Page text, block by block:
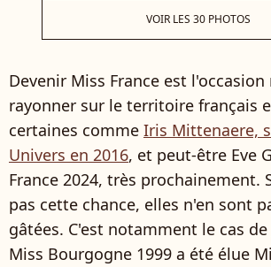
VOIR LES 30 PHOTOS
Devenir Miss France est l'occasion
rayonner sur le territoire français
certaines comme Iris Mittenaere,
Univers en 2016, et peut-être Eve
France 2024, très prochainement.
pas cette chance, elles n'en sont
gâtées. C'est notamment le cas de
Miss Bourgogne 1999 a été élue